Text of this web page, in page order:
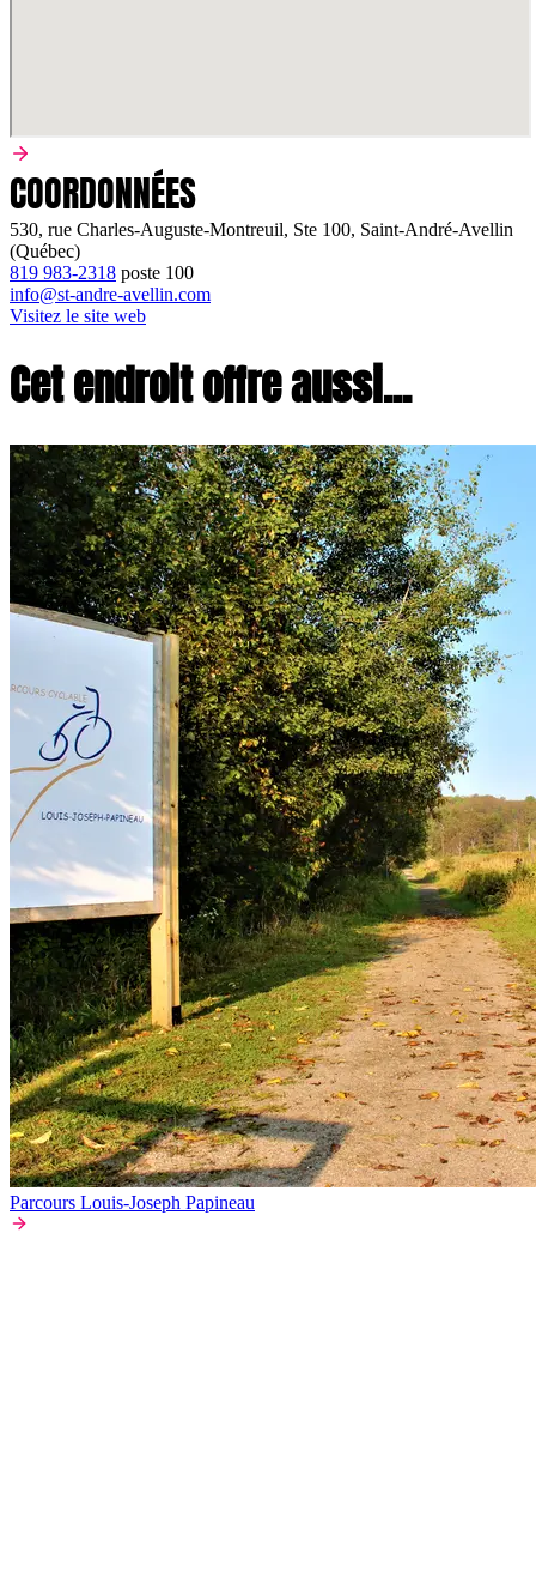
COORDONNÉES
530, rue Charles-Auguste-Montreuil, Ste 100, Saint-André-Avellin
(Québec)
819 983-2318 poste 100
info@st-andre-avellin.com
Visitez le site web
Cet endroit offre aussi...
Parcours Louis-Joseph Papineau